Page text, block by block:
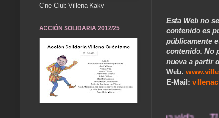
Esta Web no
contenido es
públicamente
contenido. No
nueva a partir
Web:
E-Mail:
Cine Club Villena Kakv
ACCIÓN SOLIDARIA 2012/25